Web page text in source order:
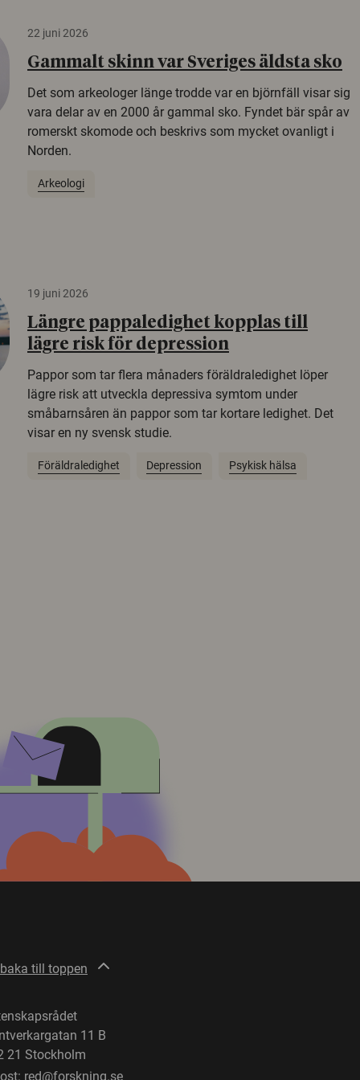
22 juni 2026
Gammalt skinn var Sveriges äldsta sko
Det som arkeologer länge trodde var en björnfäll visar sig
vara delar av en 2000 år gammal sko. Fyndet bär spår av
romerskt skomode och beskrivs som mycket ovanligt i
Norden.
Arkeologi
19 juni 2026
Längre pappaledighet kopplas till
lägre risk för depression
Pappor som tar flera månaders föräldraledighet löper
lägre risk att utveckla depressiva symtom under
småbarnsåren än pappor som tar kortare ledighet. Det
visar en ny svensk studie.
Föräldraledighet Depression Psykisk hälsa
till toppen
11 B
21 Stockholm
red@forskning.se